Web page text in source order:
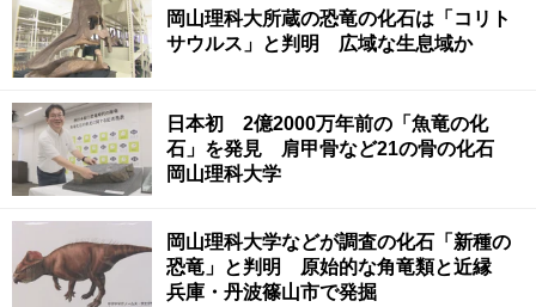
岡山理科大所蔵の恐竜の化石は「コリト
サウルス」と判明 広域な生息域か
日本初 2億2000万年前の「魚竜の化
石」を発見 肩甲骨など21の骨の化石
岡山理科大学
岡山理科大学などが調査の化石「新種の
恐竜」と判明 原始的な角竜類と近縁
兵庫・丹波篠山市で発掘